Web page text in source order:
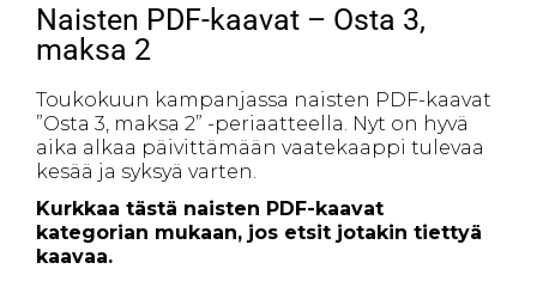
Naisten PDF-kaavat – Osta 3,
maksa 2
Toukokuun kampanjassa naisten PDF-kaavat
”Osta 3, maksa 2” -periaatteella. Nyt on hyvä
aika alkaa päivittämään vaatekaappi tulevaa
kesää ja syksyä varten.
Kurkkaa tästä naisten PDF-kaavat
kategorian mukaan, jos etsit jotakin tiettyä
kaavaa.